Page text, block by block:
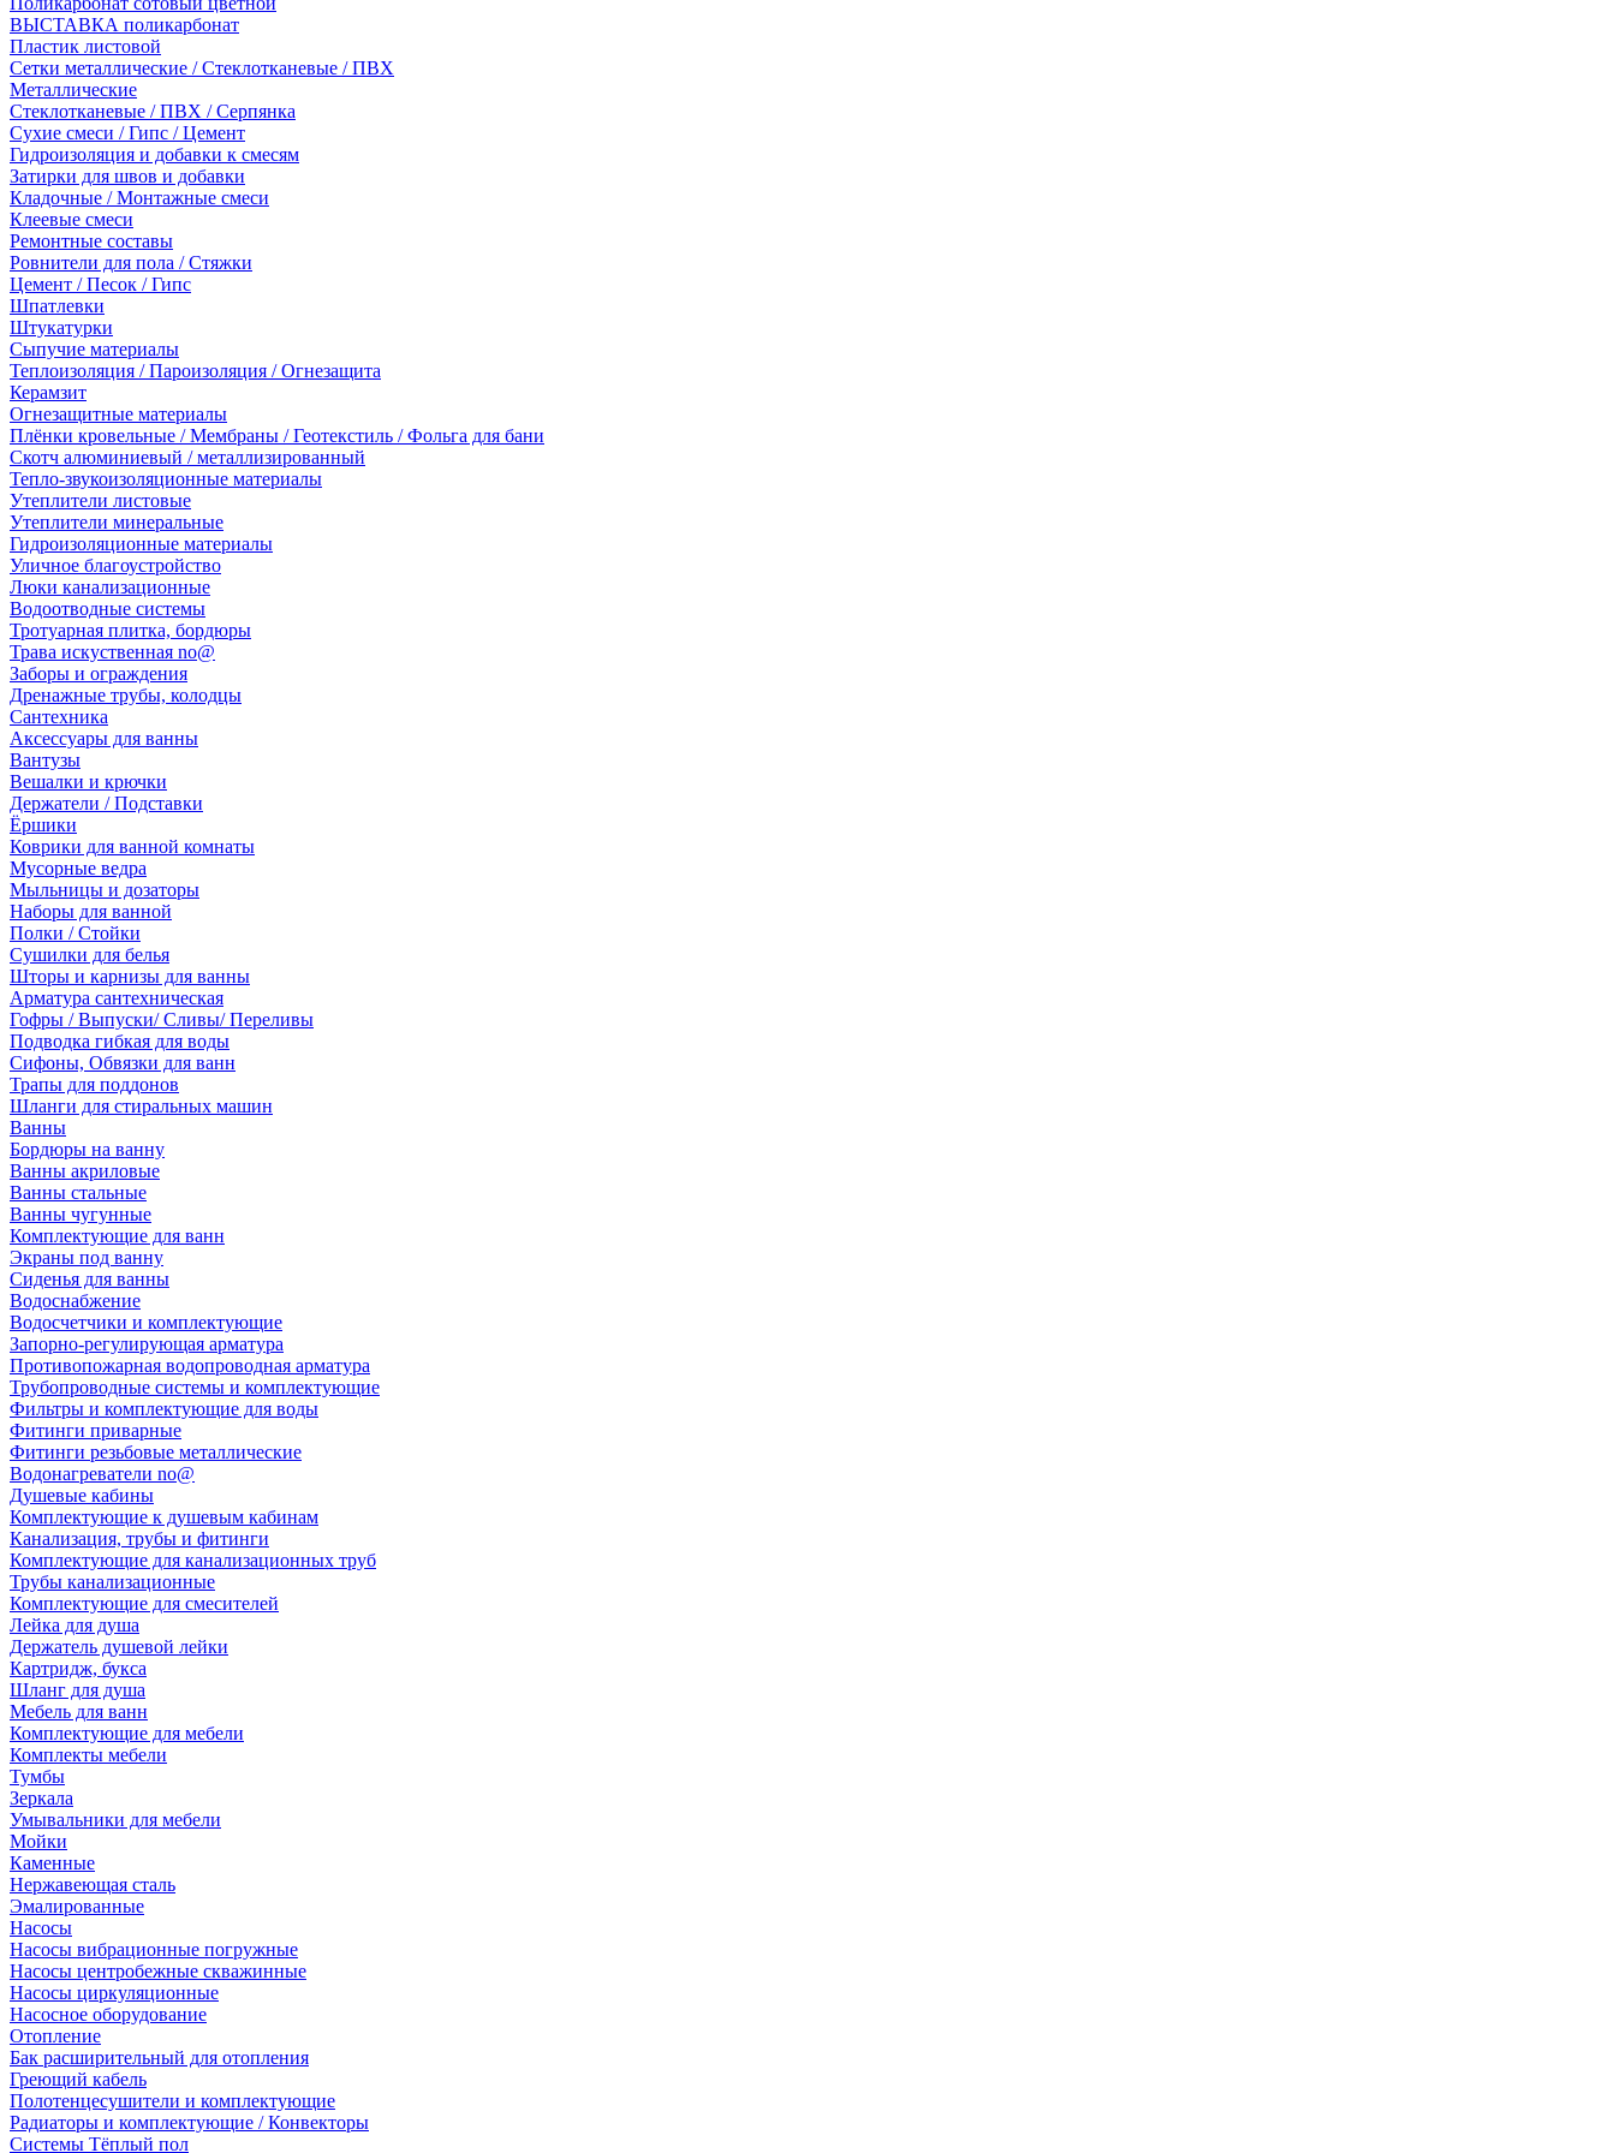
ВЫСТАВКА поликарбонат
Пластик листовой
Сетки металлические / Стеклотканевые / ПВХ
Металлические
Стеклотканевые / ПВХ / Серпянка
Сухие смеси / Гипс / Цемент
Гидроизоляция и добавки к смесям
Затирки для швов и добавки
Кладочные / Монтажные смеси
Клеевые смеси
Ремонтные составы
Ровнители для пола / Стяжки
Цемент / Песок / Гипс
Шпатлевки
Штукатурки
Сыпучие материалы
Теплоизоляция / Пароизоляция / Огнезащита
Керамзит
Огнезащитные материалы
Плёнки кровельные / Мембраны / Геотекстиль / Фольга для бани
Скотч алюминиевый / металлизированный
Тепло-звукоизоляционные материалы
Утеплители листовые
Утеплители минеральные
Гидроизоляционные материалы
Уличное благоустройство
Люки канализационные
Водоотводные системы
Тротуарная плитка, бордюры
Трава искуственная no@
Заборы и ограждения
Дренажные трубы, колодцы
Сантехника
Аксессуары для ванны
Вантузы
Вешалки и крючки
Держатели / Подставки
Ёршики
Коврики для ванной комнаты
Мусорные ведра
Мыльницы и дозаторы
Наборы для ванной
Полки / Стойки
Сушилки для белья
Шторы и карнизы для ванны
Арматура сантехническая
Гофры / Выпуски/ Сливы/ Переливы
Подводка гибкая для воды
Сифоны, Обвязки для ванн
Трапы для поддонов
Шланги для стиральных машин
Ванны
Бордюры на ванну
Ванны акриловые
Ванны стальные
Ванны чугунные
Комплектующие для ванн
Экраны под ванну
Сиденья для ванны
Водоснабжение
Водосчетчики и комплектующие
Запорно-регулирующая арматура
Противопожарная водопроводная арматура
Трубопроводные системы и комплектующие
Фильтры и комплектующие для воды
Фитинги приварные
Фитинги резьбовые металлические
Водонагреватели no@
Душевые кабины
Комплектующие к душевым кабинам
Канализация, трубы и фитинги
Комплектующие для канализационных труб
Трубы канализационные
Комплектующие для смесителей
Лейка для душа
Держатель душевой лейки
Картридж, букса
Шланг для душа
Мебель для ванн
Комплектующие для мебели
Комплекты мебели
Тумбы
Зеркала
Умывальники для мебели
Мойки
Каменные
Нержавеющая сталь
Эмалированные
Насосы
Насосы вибрационные погружные
Насосы центробежные скважинные
Насосы циркуляционные
Насосное оборудование
Отопление
Бак расширительный для отопления
Греющий кабель
Полотенцесушители и комплектующие
Радиаторы и комплектующие / Конвекторы
Системы Тёплый пол